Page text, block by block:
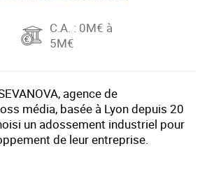
C.A. : 0M€ à
5M€
agence de
média, basée à Lyon depuis 20
un adossement industriel pour
de leur entreprise.